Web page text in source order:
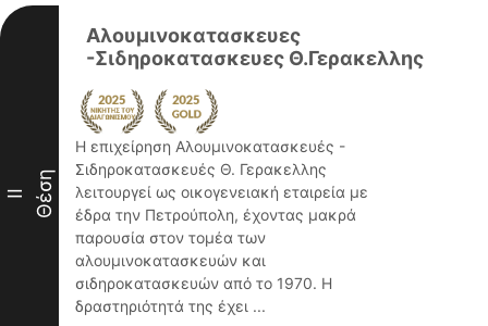
II Θέση
Αλουμινοκατασκευες
-Σιδηροκατασκευες Θ.Γερακελλης
Η επιχείρηση Αλουμινοκατασκευές -
Σιδηροκατασκευές Θ. Γερακελλης
λειτουργεί ως οικογενειακή εταιρεία με
έδρα την Πετρούπολη, έχοντας μακρά
παρουσία στον τομέα των
αλουμινοκατασκευών και
σιδηροκατασκευών από το 1970. Η
δραστηριότητά της έχει ...